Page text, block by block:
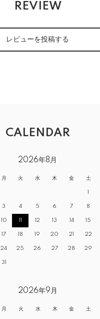
REVIEW
レビューを投稿する
CALENDAR
2026年8月
月 火 水 木 金 土
1
3 4 5 6 7 8
10 11 12 13 14 15
17 18 19 20 21 22
24 25 26 27 28 29
31
2026年9月
月 火 水 木 金 土